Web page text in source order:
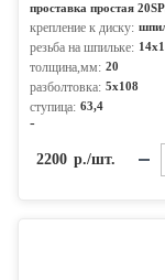
проставка простая
крепление к диску:
резьба на шпильке:
толщина,мм: 20
разболтовка: 5x108
ступица: 63,4
-
2200 р./шт.